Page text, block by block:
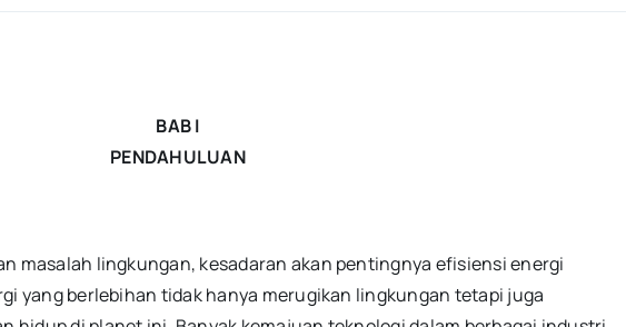
BAB I
PENDAHULUAN
masalah lingkungan, kesadaran akan pentingnya efisiensi energi
yang berlebihan tidak hanya merugikan lingkungan tetapi juga